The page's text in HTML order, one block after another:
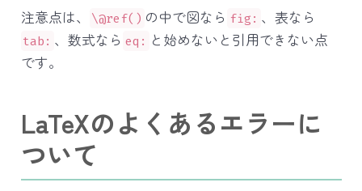
注意点は、
\@ref() の中で図なら fig: 、表なら
tab: 、数式なら eq: と始めないと引用できない点
です。
LaTeXのよくあるエラーに
ついて